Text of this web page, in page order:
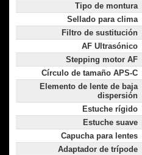
Tipo de montura
Sellado para clima
Filtro de sustitución
AF Ultrasónico
Stepping motor AF
Círculo de tamaño APS-C
Elemento de lente de baja
dispersión
Estuche rígido
Estuche suave
Capucha para lentes
Adaptador de trípode